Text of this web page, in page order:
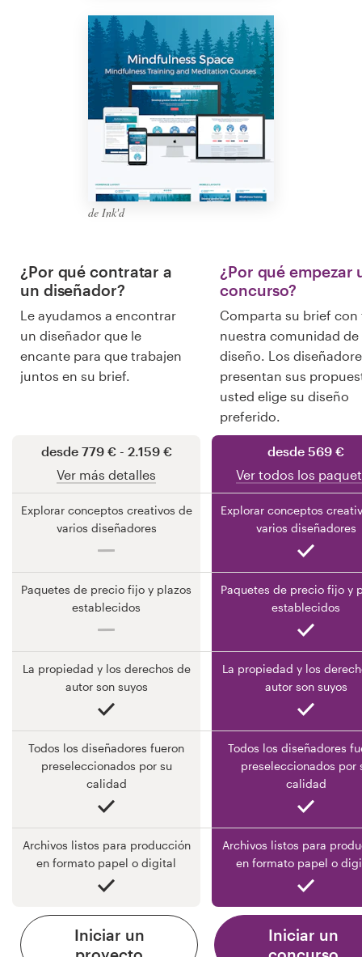
de Ink'd
¿Por qué contratar a
un diseñador?
Le ayudamos a encontrar
un diseñador que le
encante para que trabajen
juntos en su brief.
¿Por qué empezar
concurso?
Comparta su brief con
nuestra comunidad de
diseño. Los
presentan sus
usted elige su diseño
preferido.
desde 779 € - 2.159 €
Ver más detalles
desde 569 €
Ver todos los
Explorar conceptos creativos de
varios diseñadores
Explorar conceptos
varios diseñadores
Paquetes de precio fijo y plazos
establecidos
Paquetes de precio fijo y
establecidos
La propiedad y los derechos de
autor son suyos
La propiedad y los
autor son suyos
Todos los diseñadores fueron
preseleccionados por su
calidad
Todos los diseñadores
preseleccionados por
calidad
Archivos listos para producción
en formato papel o digital
Archivos listos para
en formato papel o
Iniciar un
Iniciar un
Diseño de logotipo
Tarjeta de presentación
Diseño de páginas web
Guía de la marca
Explorar todas las categorías
Soporte
+49 30 568 376 73
Centro de ayuda
Precios
Hágase diseñador